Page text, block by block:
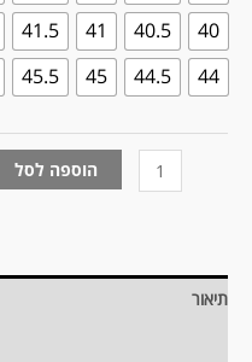
40
40.5
41
41.5
44
44.5
45
45.5
הוספה לסל
תיאור